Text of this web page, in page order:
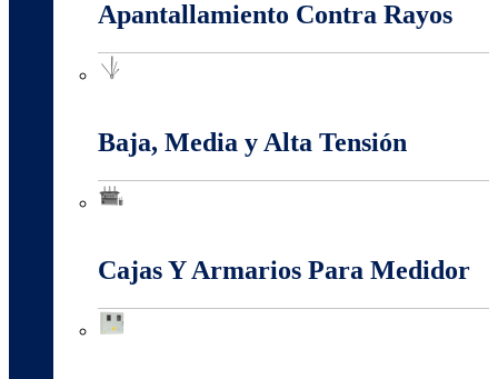
Apantallamiento Contra Rayos
Baja, Media y Alta Tensión
Cajas Y Armarios Para Medidor